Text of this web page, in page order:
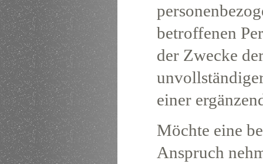
betroffenen
der Zwecke
einer
Möchte eine
Anspruch